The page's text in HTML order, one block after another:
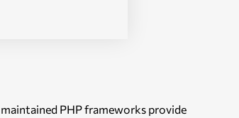
PHP frameworks provide